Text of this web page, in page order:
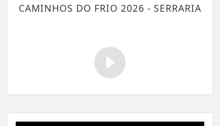
CAMINHOS DO FRIO 2026 - SERRARIA